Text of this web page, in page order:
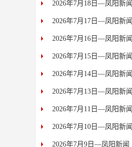
2026年7月18日—凤阳新闻
2026年7月17日—凤阳新闻
2026年7月16日—凤阳新闻
2026年7月15日—凤阳新闻
2026年7月14日—凤阳新闻
2026年7月13日—凤阳新闻
2026年7月11日—凤阳新闻
2026年7月10日—凤阳新闻
2026年7月9日—凤阳新闻